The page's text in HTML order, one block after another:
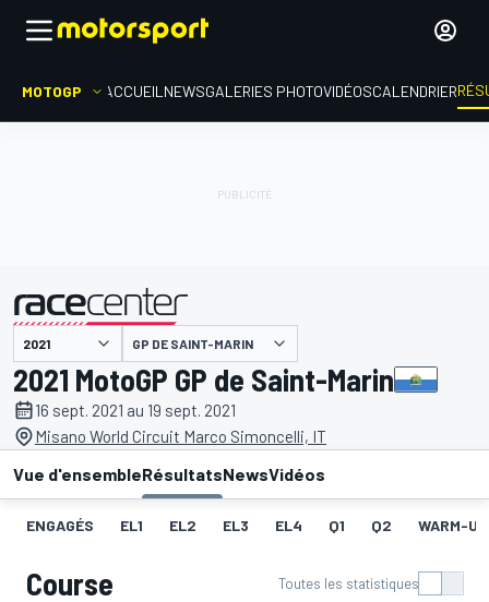
MOTOGP ACCUEIL NEWSGALERIES PHOTOVIDÉOSCALENDRIER
présenté par GP DE SAINT-MARIN
2021 MotoGP GP de Saint-Marin
16 sept. 2021 au 19 sept. 2021
Misano World Circuit Marco Simoncelli, IT
Vue d'ensembleRésultatsNewsVidéos
ENGAGÉS EL1 EL2 EL3 EL4 Q1 Q2 WARM-UP
Course Toutes les statistiques